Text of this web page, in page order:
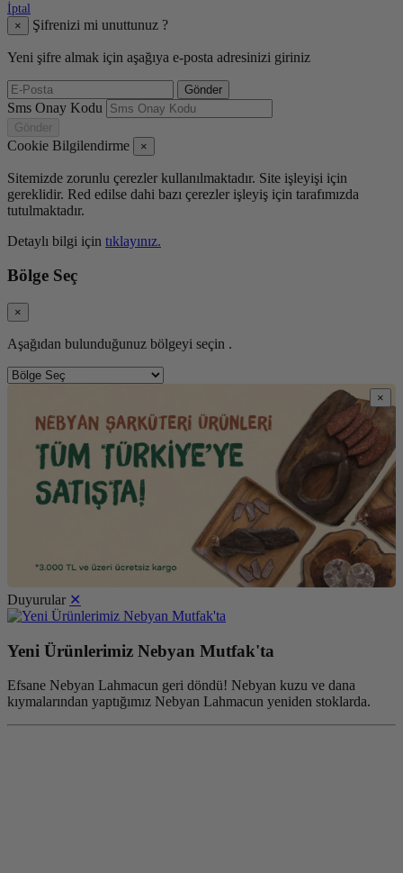
İptal
×
Şifrenizi mi unuttunuz ?
Yeni şifre almak için aşağıya e-posta adresinizi giriniz
Gönder
Sms Onay Kodu
Gönder
Cookie Bilgilendirme ×
Sitemizde zorunlu çerezler kullanılmaktadır. Site işleyişi için
gereklidir. Red edilse dahi bazı çerezler işleyiş için tarafımızda
tutulmaktadır.
Detaylı bilgi için tıklayınız.
Bölge Seç
×
Aşağıdan bulunduğunuz bölgeyi seçin .
×
Duyurular ✕
Yeni Ürünlerimiz Nebyan Mutfak'ta
Efsane Nebyan Lahmacun geri döndü! Nebyan kuzu ve dana
kıymalarından yaptığımız Nebyan Lahmacun yeniden stoklarda.